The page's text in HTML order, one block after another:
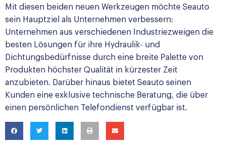
Mit diesen beiden neuen Werkzeugen möchte Seauto
sein Hauptziel als Unternehmen verbessern:
Unternehmen aus verschiedenen Industriezweigen die
besten Lösungen für ihre Hydraulik- und
Dichtungsbedürfnisse durch eine breite Palette von
Produkten höchster Qualität in kürzester Zeit
anzubieten. Darüber hinaus bietet Seauto seinen
Kunden eine exklusive technische Beratung, die über
einen persönlichen Telefondienst verfügbar ist.